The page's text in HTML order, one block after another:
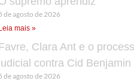
de agosto de 2026
mais »
Clara Ant e o
contra Cid Benjamin
de agosto de 2026